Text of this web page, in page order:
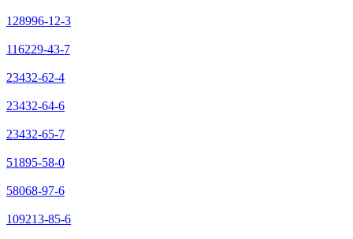
128996-12-3
116229-43-7
23432-62-4
23432-64-6
23432-65-7
51895-58-0
58068-97-6
109213-85-6